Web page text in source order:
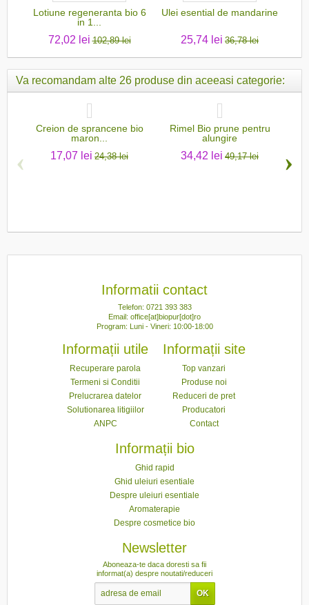
Lotiune regeneranta bio 6
in 1...
72,02 lei 102,89 lei
Ulei esential de mandarine
25,74 lei 36,78 lei
Va recomandam alte 26 produse din aceeasi categorie:
Creion de sprancene bio
maron...
17,07 lei 24,38 lei
Rimel Bio prune pentru
alungire
34,42 lei 49,17 lei
‹ ›
Informatii contact
Telefon: 0721 393 383
Email: office[at]biopur[dot]ro
Program: Luni - Vineri: 10:00-18:00
Informații utile
Recuperare parola
Termeni si Conditii
Prelucrarea datelor
Solutionarea litigiilor
ANPC
Informații site
Top vanzari
Produse noi
Reduceri de pret
Producatori
Contact
Informații bio
Ghid rapid
Ghid uleiuri esentiale
Despre uleiuri esentiale
Aromaterapie
Despre cosmetice bio
Newsletter
Aboneaza-te daca doresti sa fii
informat(a) despre noutati/reduceri